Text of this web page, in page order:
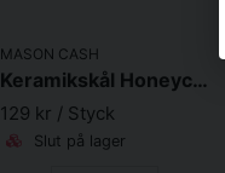
MASON CASH
Keramikskål Honeycomb Rosa Hund
129 kr / Styck
Slut på lager